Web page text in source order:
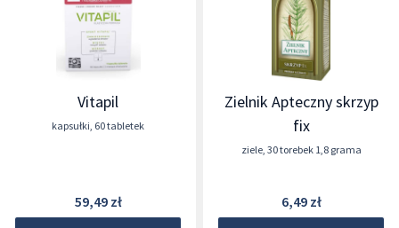
Vitapil
kapsułki, 60 tabletek
59,49 zł
Zielnik Apteczny skrzyp
fix
ziele, 30 torebek 1,8 grama
6,49 zł